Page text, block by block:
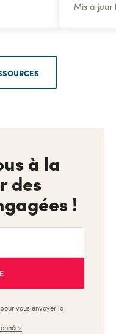
Mis à jour
à la
des
!
vous envoyer la